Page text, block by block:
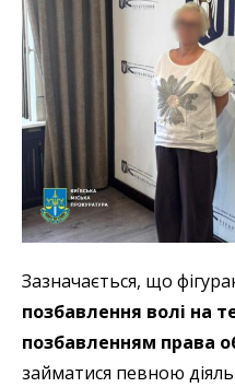
Зазначається, що
позбавлення волі на
позбавленням права
займатися певною